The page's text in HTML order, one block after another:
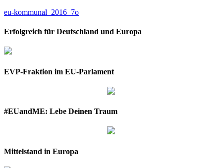
eu-kommunal_2016_7o
Erfolgreich für Deutschland und Europa
EVP-Fraktion im EU-Parlament
#EUandME: Lebe Deinen Traum
Mittelstand in Europa